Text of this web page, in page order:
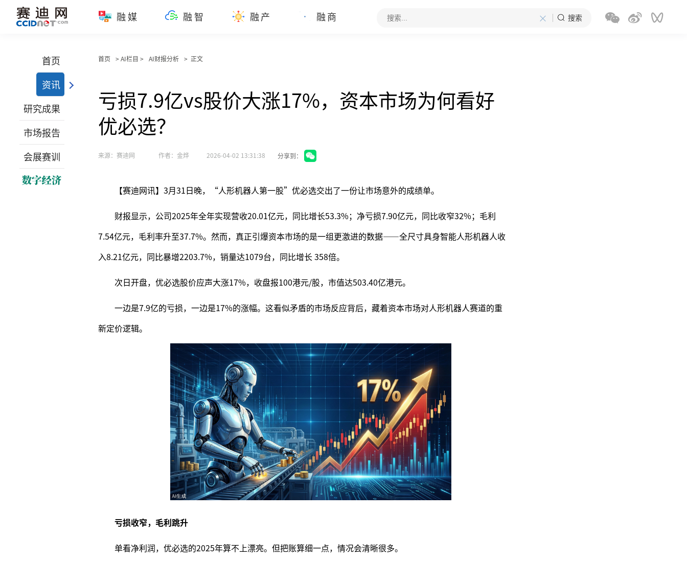
融媒 融智 融产 融商 × 搜索
首页
资讯
研究成果
市场报告
会展赛训
首页 > AI栏目 > AI财报分析 > 正文
亏损7.9亿vs股价大涨17%，资本市场为何看好
优必选？
来源：赛迪网 作者：金烨 2026-04-02 13:31:38 分享到：
【赛迪网讯】3月31日晚，“人形机器人第一股”优必选交出了一份让市场意外的成绩单。
财报显示，公司2025年全年实现营收20.01亿元，同比增长53.3%；净亏损7.90亿元，同比收窄32%；毛利
7.54亿元，毛利率升至37.7%。然而，真正引爆资本市场的是一组更激进的数据——全尺寸具身智能人形机器人收
入8.21亿元，同比暴增2203.7%，销量达1079台，同比增长 358倍。
次日开盘，优必选股价应声大涨17%，收盘报100港元/股，市值达503.40亿港元。
一边是7.9亿的亏损，一边是17%的涨幅。这看似矛盾的市场反应背后，藏着资本市场对人形机器人赛道的重
新定价逻辑。
亏损收窄，毛利跳升
单看净利润，优必选的2025年算不上漂亮。但把账算细一点，情况会清晰很多。